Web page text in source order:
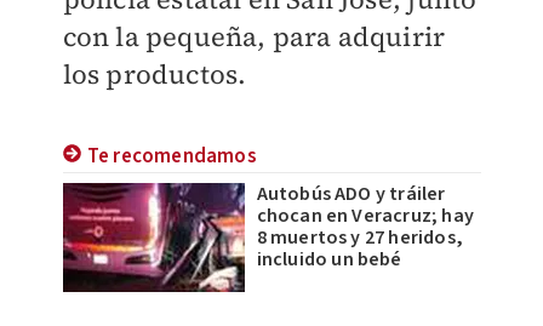
con la pequeña, para adquirir
los productos.
Te recomendamos
Autobús ADO y tráiler
chocan en Veracruz; hay
8 muertos y 27 heridos,
incluido un bebé